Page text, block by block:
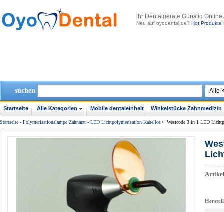
lhr Dentalgeräte Günstig
Neu auf oyodental.de? Hot Produkte
suchen
Startseite Alle Kategorien Mobile dentaleinheit Winkelstücke Zahnmedizin
Startseite - Polymerisationslampe Zahnarzt - LED Lichtpolymerisation Kabellos> Westcode 3 in 1 LED